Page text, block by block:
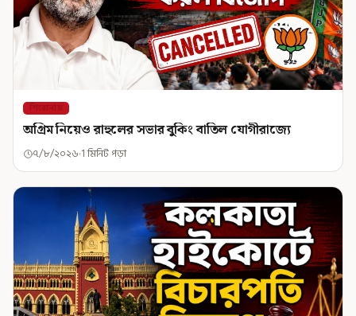
শিরোনাম
অগ্রিম নিয়েও রাহুলের সভার বুকিং বাতিল যোগীরাজ্যে
৭/৮/২০২৬ 1 মিনিট পড়া